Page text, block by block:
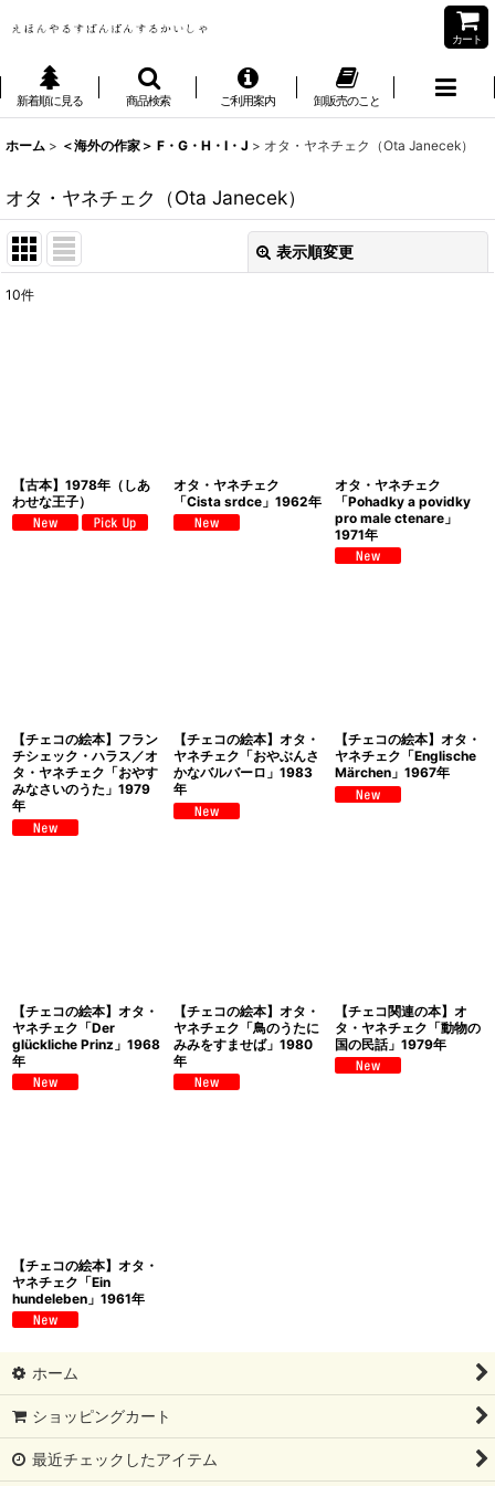
カート
新着順に見る 商品検索 ご利用案内 卸販売のこと
ホーム > ＜海外の作家＞ F・G・H・I・J > オタ・ヤネチェク（Ota Janecek）
オタ・ヤネチェク（Ota Janecek）
表示順変更
10件
【古本】1978年（しあ
わせな王子）
オタ・ヤネチェク
「Cista srdce」1962年
オタ・ヤネチェク
「Pohadky a povidky
pro male ctenare」
1971年
【チェコの絵本】フラン
チシェック・ハラス／オ
タ・ヤネチェク「おやす
みなさいのうた」1979
年
【チェコの絵本】オタ・
ヤネチェク「おやぶんさ
かなバルバーロ」1983
年
【チェコの絵本】オタ・
ヤネチェク「Englische
Märchen」1967年
【チェコの絵本】オタ・
ヤネチェク「Der
glückliche Prinz」1968
年
【チェコの絵本】オタ・
ヤネチェク「鳥のうたに
みみをすませば」1980
年
【チェコ関連の本】オ
タ・ヤネチェク「動物の
国の民話」1979年
【チェコの絵本】オタ・
ヤネチェク「Ein
hundeleben」1961年
ホーム
ショッピングカート
最近チェックしたアイテム